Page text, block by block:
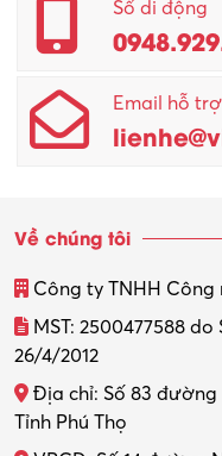
Quản lý chất lượng
Quản lý sản xuất
Quản trị kinh doanh
Thiết kế nội thất
Thợ máy – Ô tô –
Số di động
Email hỗ trợ
Về chúng tôi
Công ty TNHH
MST: 2500477588
26/4/2012
Địa chỉ: Số 83 đường
Tỉnh Phú Thọ